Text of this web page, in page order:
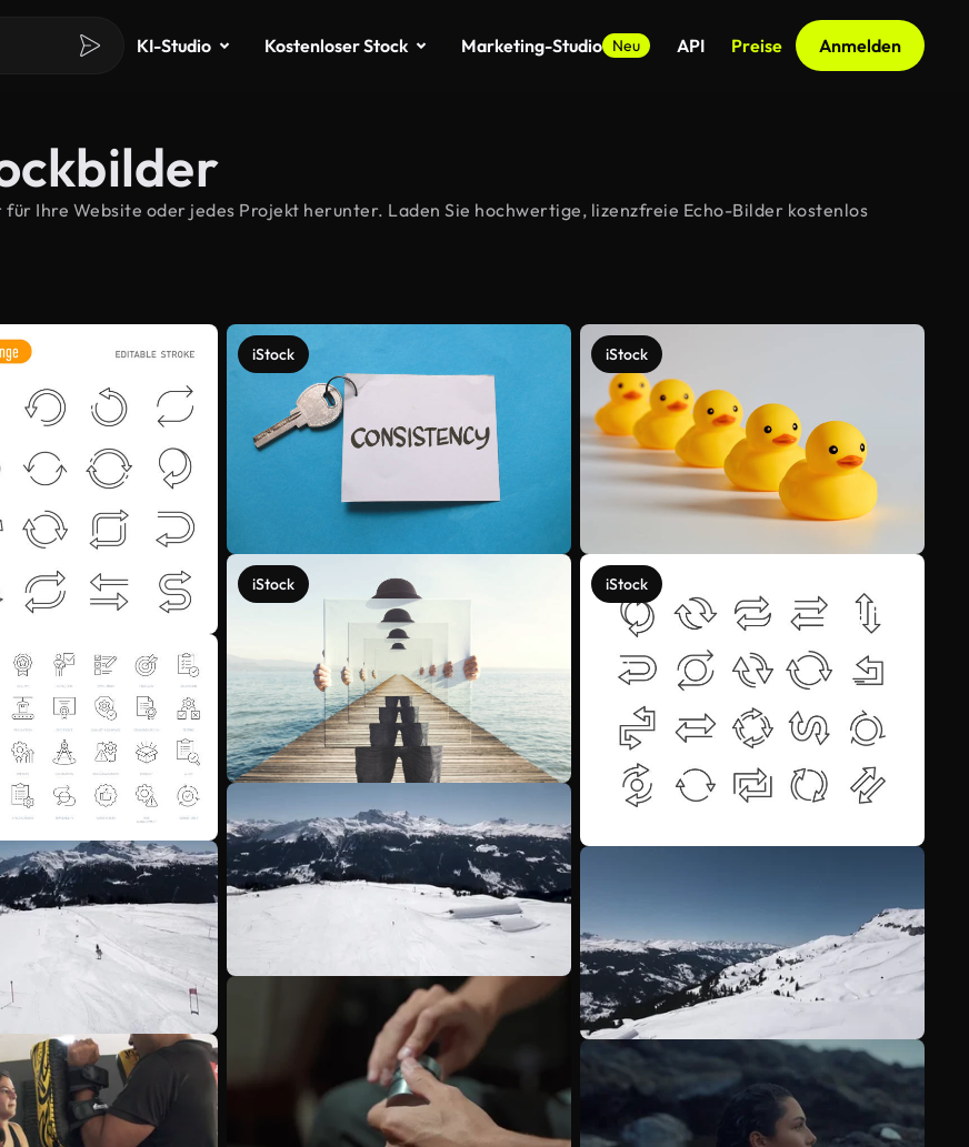
KI-Studio Kostenloser Stock Marketing-Studio Neu API Preise Anmelden
Ihre Website oder jedes Projekt herunter. Laden Sie hochwertige, lizenzfreie Echo-Bilder kostenlos
iStock
iStock
iStock
iStock
Mehr anzeigen